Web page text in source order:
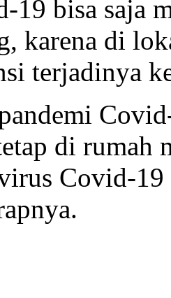
bisa saja
karena di
terjadinya
pandemi
di rumah
Covid-